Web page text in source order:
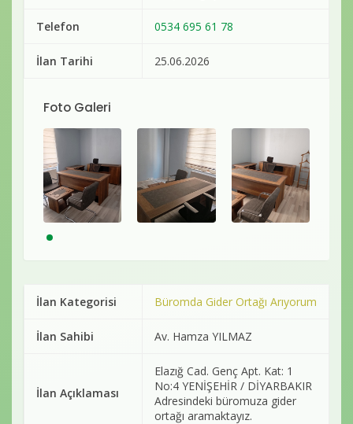
Telefon 0534 695 61 78
İlan Tarihi 25.06.2026
Foto Galeri
İlan Kategorisi Büromda Gider Ortağı Arıyorum
İlan Sahibi Av. Hamza YILMAZ
İlan Açıklaması
Elazığ Cad. Genç Apt. Kat: 1
No:4 YENİŞEHİR / DİYARBAKIR
Adresindeki büromuza gider
ortağı aramaktayız.